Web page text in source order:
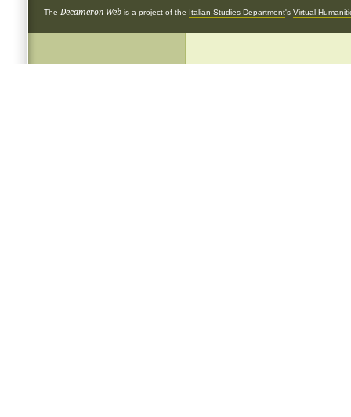
The Decameron Web is a project of the Italian Studies Department's Virtual